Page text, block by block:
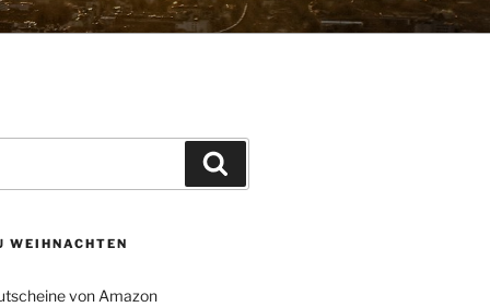
WEIHNACHTEN
von Amazon